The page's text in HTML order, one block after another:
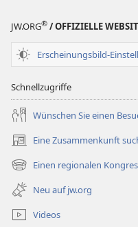
JW.ORG® / OFFIZIELLE
Erscheinungsbild-
Schnellzugriffe
Wünschen Sie einen
Eine Zusammenkunft
(öffnet
neues
Fenster)
Einen regionalen
(öffnet
neues
Fenster)
Neu auf jw.org
Videos